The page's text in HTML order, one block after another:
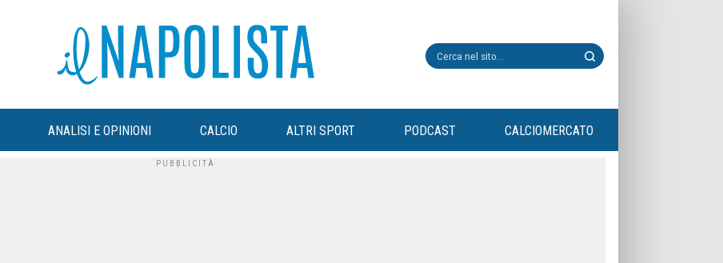
ANALISI E OPINIONI CALCIO ALTRI SPORT PODCAST CALCIOMERCATO